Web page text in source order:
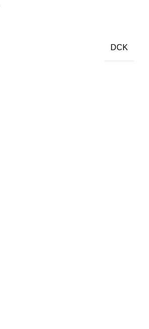
DCK